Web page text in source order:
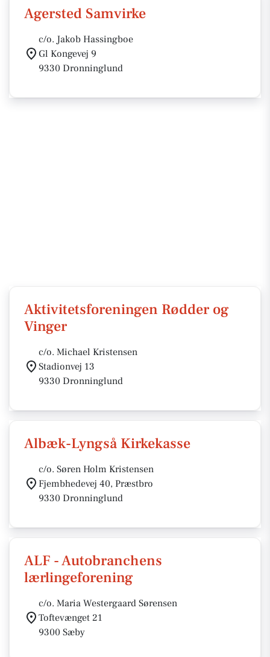
Agersted Samvirke
c/o. Jakob Hassingboe
Gl Kongevej 9
9330 Dronninglund
Aktivitetsforeningen Rødder og
Vinger
c/o. Michael Kristensen
Stadionvej 13
9330 Dronninglund
Albæk-Lyngså Kirkekasse
c/o. Søren Holm Kristensen
Fjembhedevej 40, Præstbro
9330 Dronninglund
ALF - Autobranchens
lærlingeforening
c/o. Maria Westergaard Sørensen
Toftevænget 21
9300 Sæby